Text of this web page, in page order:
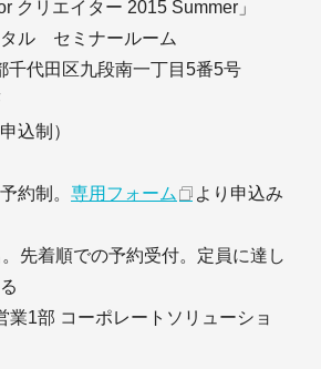
クリエイター 2015 Summer」
ル セミナールーム
千代田区九段南一丁目5番5号
込制）
約制。 専用フォーム
より申込み
先着順での予約受付。定員に達し
業1部 コーポレートソリューショ